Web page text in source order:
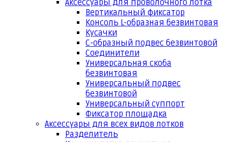
Аксессуары для проволочного лотка
Вертикальный фиксатор
Консоль L-образная безвинтовая
Кусачки
С-образный подвес безвинтовой
Соединители
Универсальная скоба
безвинтовая
Универсальный подвес
безвинтовой
Универсальный суппорт
Фиксатор площадка
Аксессуары для всех видов лотков
Разделитель